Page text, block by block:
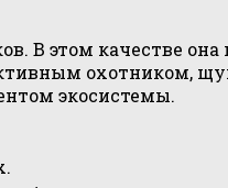
В этом качестве она
охотником,
экосистемы.